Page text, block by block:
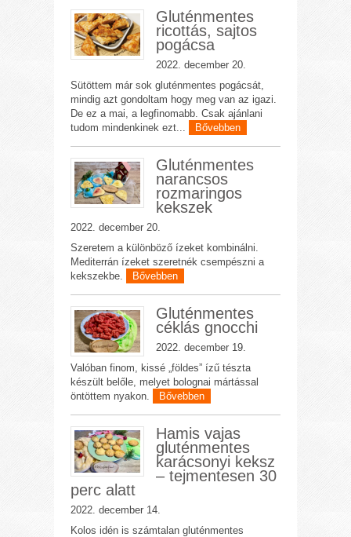
Gluténmentes
ricottás, sajtos
pogácsa
2022. december 20.
Sütöttem már sok gluténmentes pogácsát,
mindig azt gondoltam hogy meg van az igazi.
De ez a mai, a legfinomabb. Csak ajánlani
tudom mindenkinek ezt...
Bővebben
Gluténmentes
narancsos
rozmaringos
kekszek
2022. december 20.
Szeretem a különböző ízeket kombinálni.
Mediterrán ízeket szeretnék csempészni a
kekszekbe.
Bővebben
Gluténmentes
céklás gnocchi
2022. december 19.
Valóban finom, kissé „földes” ízű tészta
készült belőle, melyet bolognai mártással
öntöttem nyakon.
Bővebben
Hamis vajas
gluténmentes
karácsonyi keksz
– tejmentesen 30
perc alatt
2022. december 14.
Kolos idén is számtalan gluténmentes